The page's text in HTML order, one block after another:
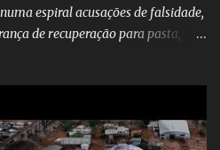
espiral acusações de falsidade,
de recuperação para pasta,
no comando, depois da
ideológicas de Weintraub, parecia